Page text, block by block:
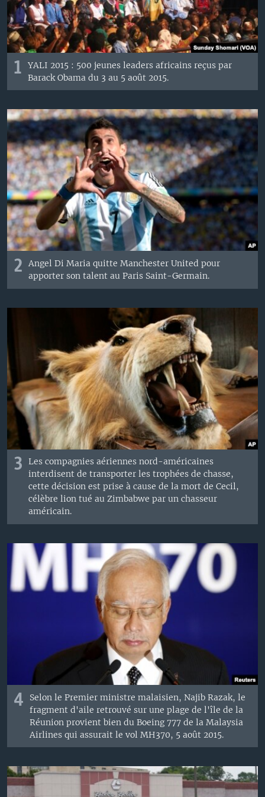
1
YALI 2015 : 500 jeunes leaders africains reçus par
Barack Obama du 3 au 5 août 2015.
2
Angel Di Maria quitte Manchester United pour
apporter son talent au Paris Saint-Germain.
3
Les compagnies aériennes nord-américaines
interdisent de transporter les trophées de chasse,
cette décision est prise à cause de la mort de Cecil,
célèbre lion tué au Zimbabwe par un chasseur
américain.
4
Selon le Premier ministre malaisien, Najib Razak, le
fragment d'aile retrouvé sur une plage de l'île de la
Réunion provient bien du Boeing 777 de la Malaysia
Airlines qui assurait le vol MH370, 5 août 2015.